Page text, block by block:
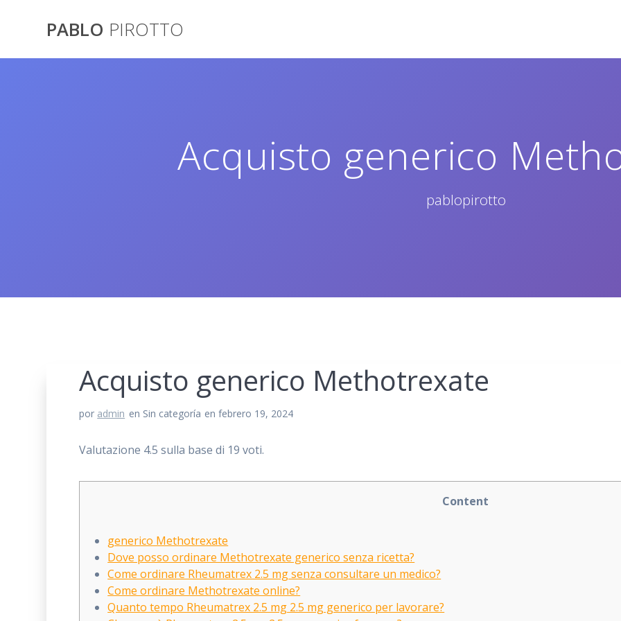
contenidoPABLO PIROTTO
Acquisto generico
pablopirotto
Acquisto generico Methotrexate
por admin en Sin categoría en febrero 19, 2024
Valutazione 4.5 sulla base di 19 voti.
Content
generico Methotrexate
Dove posso ordinare Methotrexate generico senza ricetta?
Come ordinare Rheumatrex 2.5 mg senza consultare un medico?
Come ordinare Methotrexate online?
Quanto tempo Rheumatrex 2.5 mg 2.5 mg generico per lavorare?